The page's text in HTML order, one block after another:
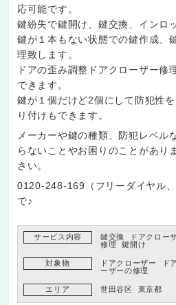
応可能です。
鍵紛失で鍵開け、鍵交換、インロ
鍵が１本もない状態での鍵作成、
理致します。
ドアの歪み調整ドアクローザー修
できます。
鍵が１個だけど2個にして防犯性
り付け もできます。
メーカーや鍵の種類、防犯レベル
らないことやお困りのことがあり
さい。
0120-248-169（フリーダイヤル
で♪
サービス内容 鍵交換 ドアクロー
修理
鍵開け
対象物 ドアクローザー ド
ーザーの修理
エリア 世田谷区 東京都